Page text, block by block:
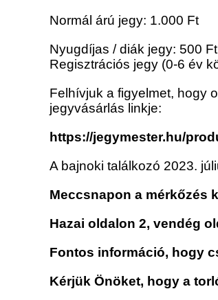
Normál árú jegy: 1.000 Ft
Nyugdíjas / diák jegy: 500 Ft
Regisztrációs jegy (0-6 év
Felhívjuk a figyelmet, hogy
jegyvásárlás linkje:
https://jegymester.hu/
A bajnoki találkozó 2023.
Meccsnapon a mérkőzés
Hazai oldalon 2, vendég
Fontos információ, hogy
Kérjük Önöket, hogy a